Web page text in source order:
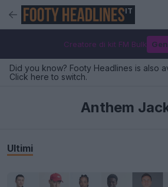
IT
Creatore di kit FM Bulk
Did you know? Footy Headlines is also
Click here to switch.
Anthem
Ultimi